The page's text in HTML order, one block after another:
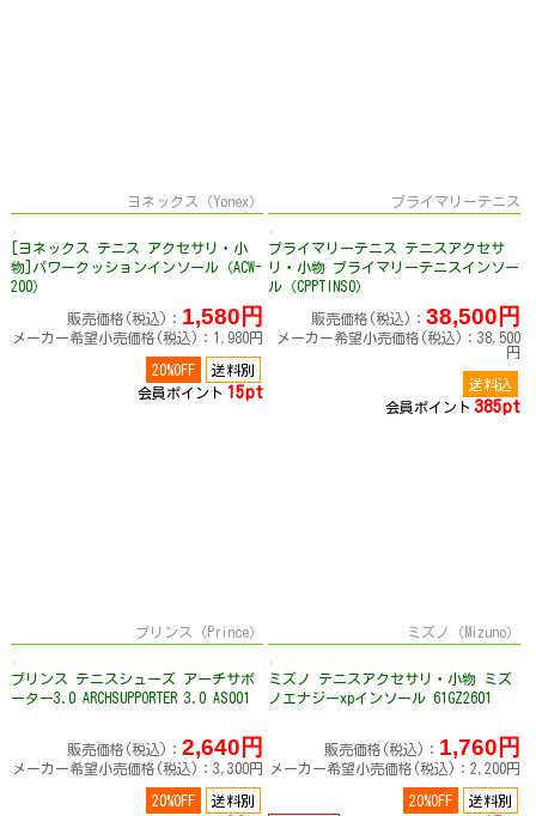
ヨネックス（Yonex）
[ヨネックス テニス アクセサリ・小
物]パワークッションインソール（ACW-
200）
販売価格(税込)： 1,580円
メーカー希望小売価格(税込)：1,980円
20%OFF
送料別
会員ポイント 15pt
プライマリーテニス
プライマリーテニス テニスアクセサ
リ・小物 プライマリーテニスインソー
ル（CPPTINSO）
販売価格(税込)： 38,500円
メーカー希望小売価格(税込)：38,500
円
送料込
会員ポイント 385pt
プリンス（Prince）
プリンス テニスシューズ アーチサポ
ーター3.0 ARCHSUPPORTER 3.0 AS001
販売価格(税込)： 2,640円
メーカー希望小売価格(税込)：3,300円
20%OFF 送料別
ミズノ（Mizuno）
ミズノ テニスアクセサリ・小物 ミズ
ノエナジーxpインソール 61GZ2601
販売価格(税込)： 1,760円
メーカー希望小売価格(税込)：2,200円
20%OFF 送料別